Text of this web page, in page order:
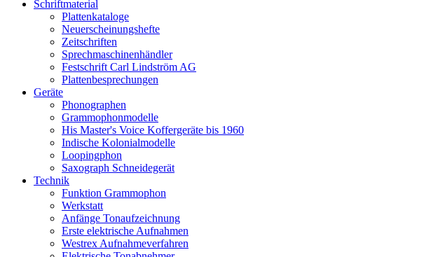
Schriftmaterial
Plattenkataloge
Neuerscheinungshefte
Zeitschriften
Sprechmaschinenhändler
Festschrift Carl Lindström AG
Plattenbesprechungen
Geräte
Phonographen
Grammophonmodelle
His Master's Voice Koffergeräte bis 1960
Indische Kolonialmodelle
Loopingphon
Saxograph Schneidegerät
Technik
Funktion Grammophon
Werkstatt
Anfänge Tonaufzeichnung
Erste elektrische Aufnahmen
Westrex Aufnahmeverfahren